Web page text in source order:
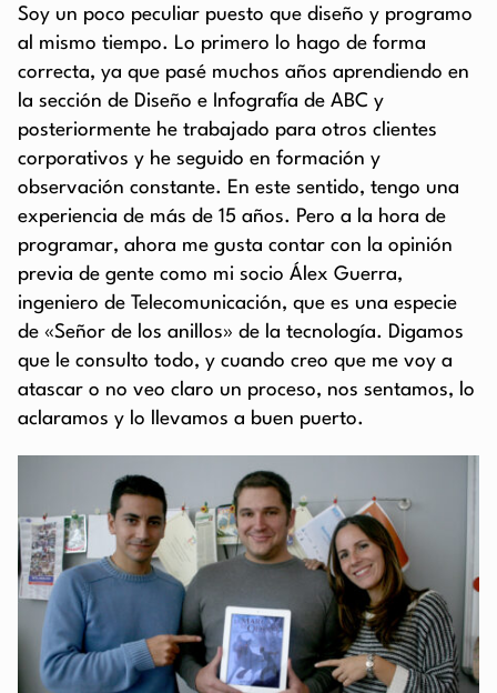
Soy un poco peculiar puesto que diseño y programo
al mismo tiempo. Lo primero lo hago de forma
correcta, ya que pasé muchos años aprendiendo en
la sección de Diseño e Infografía de ABC y
posteriormente he trabajado para otros clientes
corporativos y he seguido en formación y
observación constante. En este sentido, tengo una
experiencia de más de 15 años. Pero a la hora de
programar, ahora me gusta contar con la opinión
previa de gente como mi socio Álex Guerra,
ingeniero de Telecomunicación, que es una especie
de «Señor de los anillos» de la tecnología. Digamos
que le consulto todo, y cuando creo que me voy a
atascar o no veo claro un proceso, nos sentamos, lo
aclaramos y lo llevamos a buen puerto.